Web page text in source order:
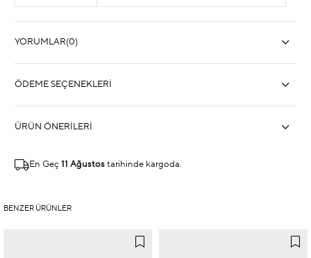
YORUMLAR(0)
ÖDEME SEÇENEKLERI
ÜRÜN ÖNERILERI
En Geç 11 Ağustos tarihinde kargoda.
BENZER ÜRÜNLER